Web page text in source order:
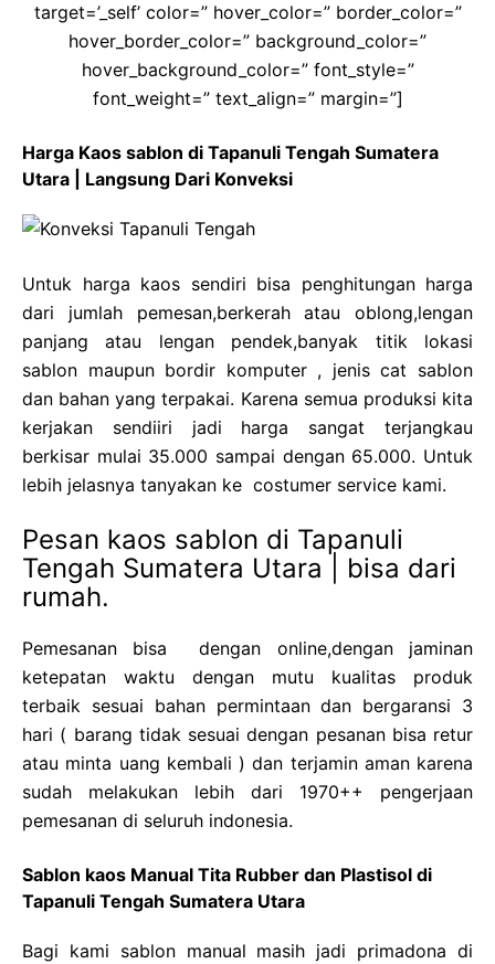
target=’_self’ color=” hover_color=” border_color=”
hover_border_color=” background_color=”
hover_background_color=” font_style=”
font_weight=” text_align=” margin=”]
Harga Kaos sablon di Tapanuli Tengah Sumatera
Utara | Langsung Dari Konveksi
Untuk harga kaos sendiri bisa penghitungan harga
dari jumlah pemesan,berkerah atau oblong,lengan
panjang atau lengan pendek,banyak titik lokasi
sablon maupun bordir komputer , jenis cat sablon
dan bahan yang terpakai. Karena semua produksi kita
kerjakan sendiiri jadi harga sangat terjangkau
berkisar mulai 35.000 sampai dengan 65.000. Untuk
lebih jelasnya tanyakan ke costumer service kami.
Pesan kaos sablon di Tapanuli
Tengah Sumatera Utara | bisa dari
rumah.
Pemesanan bisa dengan online,dengan jaminan
ketepatan waktu dengan mutu kualitas produk
terbaik sesuai bahan permintaan dan bergaransi 3
hari ( barang tidak sesuai dengan pesanan bisa retur
atau minta uang kembali ) dan terjamin aman karena
sudah melakukan lebih dari 1970++ pengerjaan
pemesanan di seluruh indonesia.
Sablon kaos Manual Tita Rubber dan Plastisol di
Tapanuli Tengah Sumatera Utara
Bagi kami sablon manual masih jadi primadona di